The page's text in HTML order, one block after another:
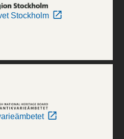
Stockholm